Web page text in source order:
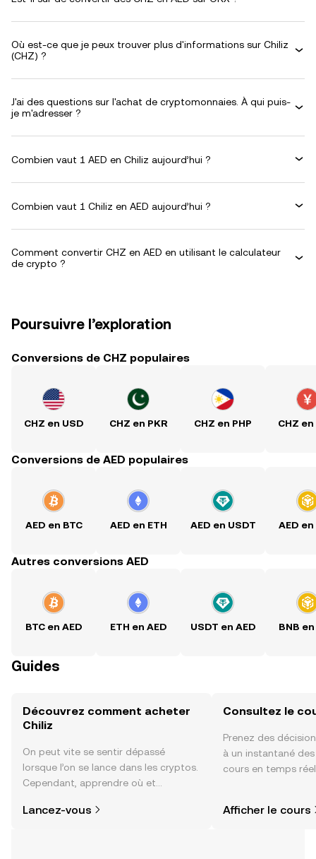
Où est-ce que je peux trouver plus d'informations sur Chiliz
(CHZ) ?
J'ai des questions sur l'achat de cryptomonnaies. À qui puis-
je m'adresser ?
Combien vaut 1 AED en Chiliz aujourd’hui ?
Combien vaut 1 Chiliz en AED aujourd’hui ?
Comment convertir CHZ en AED en utilisant le calculateur
de crypto ?
Poursuivre l’exploration
Conversions de CHZ populaires
CHZ en USD CHZ en PKR CHZ en PHP CHZ en
Conversions de AED populaires
AED en BTC AED en ETH AED en USDT AED en
Autres conversions AED
BTC en AED ETH en AED USDT en AED BNB en
Guides
Découvrez comment acheter
Chiliz
On peut vite se sentir dépassé
lorsque l’on se lance dans les cryptos.
Cependant, apprendre où et
plus simple que vous ne l’imaginez.
Lancez-vous
Consultez le
Prenez des
à un instantané
cours en temps
Afficher le cours